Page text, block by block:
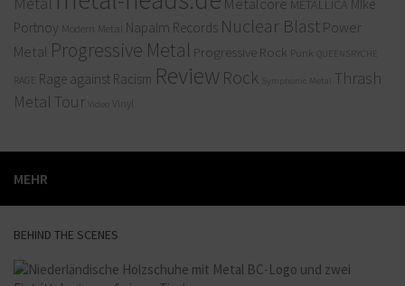
METALLICA
MIke
Portnoy Modern Metal Napalm Records Nuclear Blast Power
Metal Progressive Metal Progressive Rock Punk QUEENSRYCHE
RAGE Rage against Racism Review Rock Symphonic Metal
Thrash
Metal Tour Video Vinyl
MEHR
BEHIND THE SCENES